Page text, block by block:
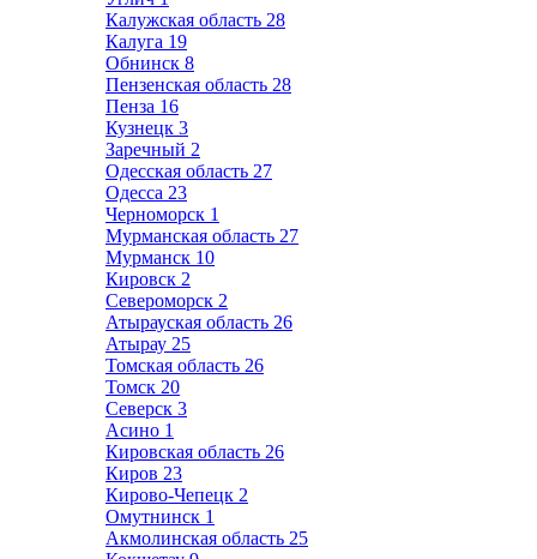
Калужская область 28
Калуга 19
Обнинск 8
Пензенская область 28
Пенза 16
Кузнецк 3
Заречный 2
Одесская область 27
Одесса 23
Черноморск 1
Мурманская область 27
Мурманск 10
Кировск 2
Североморск 2
Атырауская область 26
Атырау 25
Томская область 26
Томск 20
Северск 3
Асино 1
Кировская область 26
Киров 23
Кирово-Чепецк 2
Омутнинск 1
Акмолинская область 25